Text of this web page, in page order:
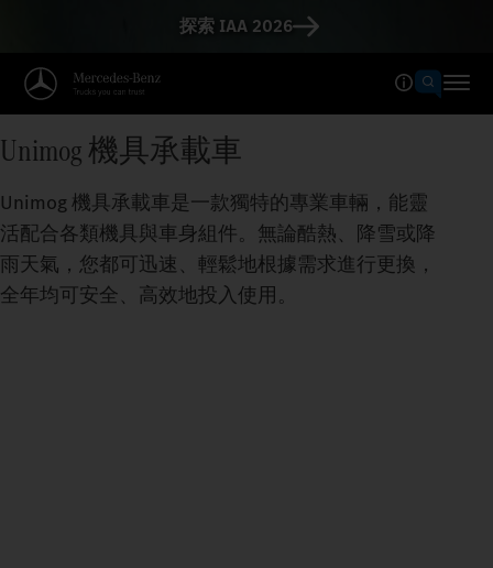
探索 IAA 2026
Unimog 機具承載車
Unimog 機具承載車是一款獨特的專業車輛，能靈
活配合各類機具與車身組件。無論酷熱、降雪或降
雨天氣，您都可迅速、輕鬆地根據需求進行更換，
全年均可安全、高效地投入使用。